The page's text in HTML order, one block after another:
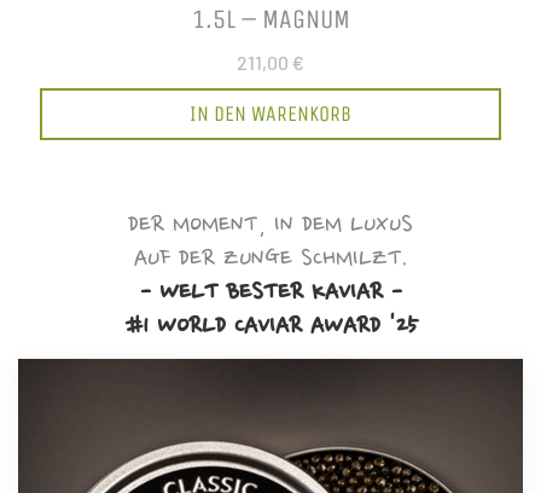
1.5L – MAGNUM
211,00 €
IN DEN WARENKORB
DER MOMENT, IN DEM LUXUS
AUF DER ZUNGE SCHMILZT.
- WELT BESTER KAVIAR -
#1 WORLD CAVIAR AWARD '25